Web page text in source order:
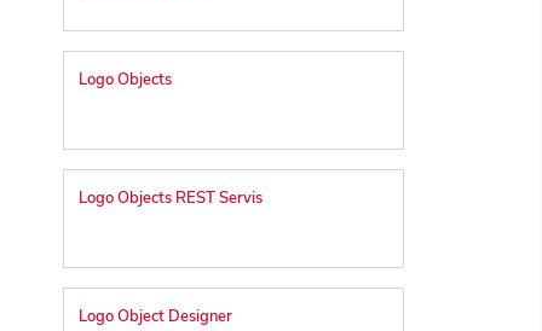
Logo Objects
Logo Objects REST Servis
Logo Object Designer